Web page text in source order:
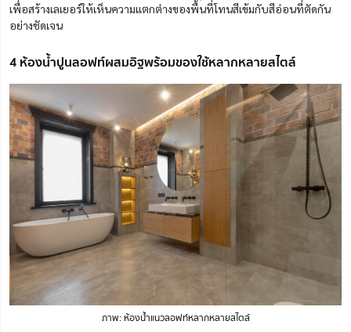
เพื่อสร้างเลเยอร์ให้เห็นความแตกต่างของพื้นที่โทนสีเข้มกับสีอ่อนที่ตัดกัน
อย่างชัดเจน
4 ห้องน้ำปูนลอฟท์ผสมอิฐพร้อมของใช้หลากหลายสไตล์
ภาพ: ห้องน้ำแนวลอฟท์หลากหลายสไตล์